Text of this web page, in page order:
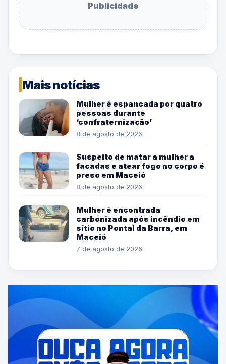
Publicidade
Mais notícias
Mulher é espancada por quatro
pessoas durante
‘confraternização’
8 de agosto de 2026
Suspeito de matar a mulher a
facadas e atear fogo no corpo é
preso em Maceió
8 de agosto de 2026
Mulher é encontrada
carbonizada após incêndio em
sítio no Pontal da Barra, em
Maceió
7 de agosto de 2026